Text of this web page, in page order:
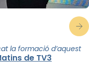
la formació d’aquest
de TV3